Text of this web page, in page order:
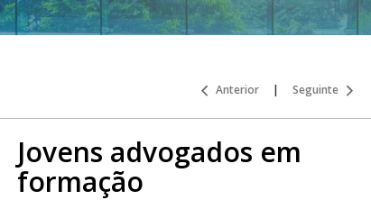
Anterior | Seguinte
Jovens advogados em
formação